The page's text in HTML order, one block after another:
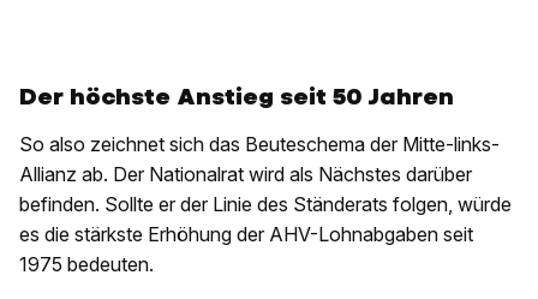
Der höchste Anstieg seit 50 Jahren
So also zeichnet sich das Beuteschema der Mitte-links-
Allianz ab. Der Nationalrat wird als Nächstes darüber
befinden. Sollte er der Linie des Ständerats folgen, würde
es die stärkste Erhöhung der AHV-Lohnabgaben seit
1975 bedeuten.